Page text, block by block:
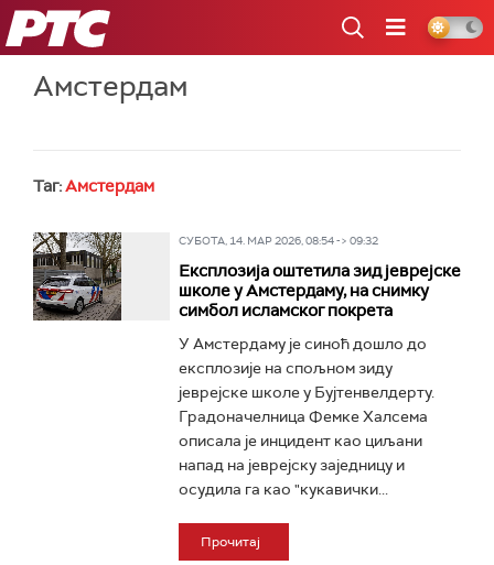
РТС
Амстердам
Таг:Амстердам
СУБОТА, 14. МАР 2026, 08:54 -> 09:32
Експлозија оштетила зид јеврејске
школе у Амстердаму, на снимку
симбол исламског покрета
У Амстердаму је синоћ дошло до
експлозије на спољном зиду
јеврејске школе у Бујтенвелдерту.
Градоначелница Фемке Халсема
описала је инцидент као циљани
напад на јеврејску заједницу и
осудила га као "кукавички...
Прочитај